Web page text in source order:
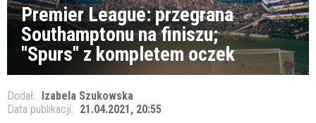
Premier League: przegrana
Southamptonu na finiszu;
"Spurs" z kompletem oczek
Dodał: Izabela Szukowska
Data publikacji: 21.04.2021, 20:55